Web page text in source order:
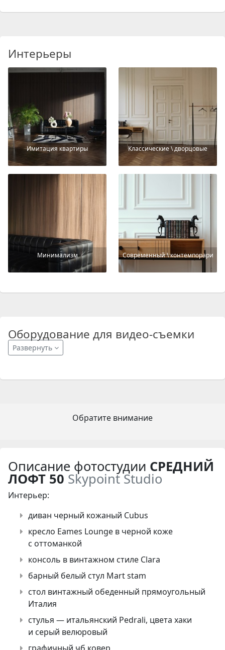
Интерьеры
Имитация квартиры Классические \ дворцовые
Минимализм Современный \ контемпорари
Оборудование для видео-съемки
Развернуть
Обратите внимание
Описание фотостудии СРЕДНИЙ
ЛОФТ 50 Skypoint Studio
Интерьер:
диван черный кожаный Cubus
кресло Eames Lounge в черной коже
с оттоманкой
консоль в винтажном стиле Clara
барный белый стул Mart stam
стол винтажный обеденный прямоугольный
Италия
стулья — итальянский Pedrali, цвета хаки
и серый велюровый